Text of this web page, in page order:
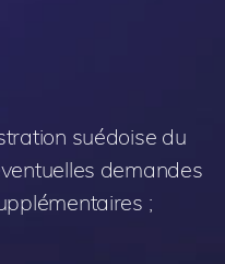
suédoise du
demandes
;